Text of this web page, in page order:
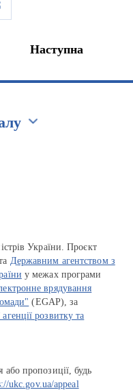
Наступна
України. Проєкт
Державним агентством з
у межах програми
врядування
(EGAP), за
розвитку та
пропозиції, будь
ukc.gov.ua/appeal